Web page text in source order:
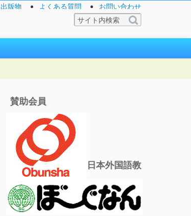
出版物 よくある質問 お問い合わせ
賛助会員
日本外国語教